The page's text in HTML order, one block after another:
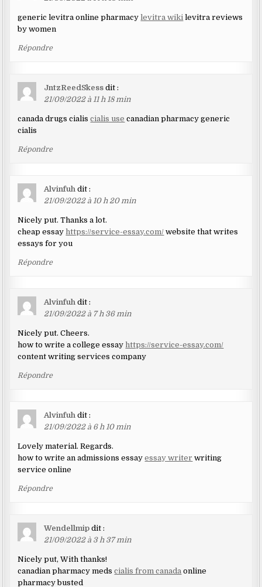
generic levitra online pharmacylevitra wiki levitra reviews
by women
Répondre
JntzReedSkess dit :
21/09/2022 à 11 h 18 min
canada drugs cialiscialis use canadian pharmacy generic
cialis
Répondre
Alvinfuh dit :
21/09/2022 à 10 h 20 min
Nicely put. Thanks a lot.
cheap essayhttps://service-essay.com/ website that writes
essays for you
Répondre
Alvinfuh dit :
21/09/2022 à 7 h 36 min
Nicely put. Cheers.
how to write a college essay https://service-essay.com/
content writing services company
Répondre
Alvinfuh dit :
21/09/2022 à 6 h 10 min
Lovely material. Regards.
how to write an admissions essayessay writer writing
service online
Répondre
Wendellmip dit :
21/09/2022 à 3 h 37 min
Nicely put, With thanks!
canadian pharmacy medscialis from canada online
pharmacy busted